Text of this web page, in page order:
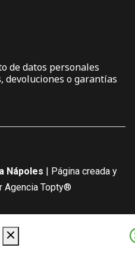
de datos personales
devoluciones o garantías
Nápoles
| Página creada y
Agencia Topty®